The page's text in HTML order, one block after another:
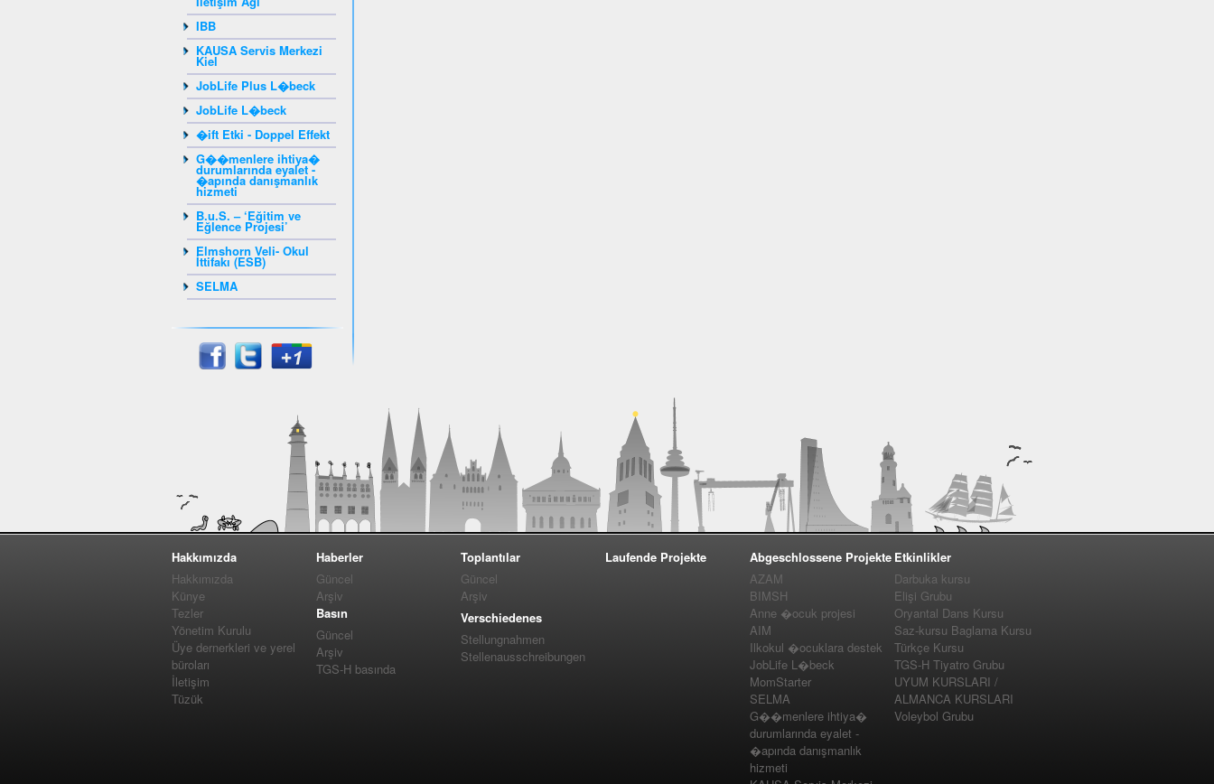
IBB
KAUSA Servis Merkezi
Kiel
JobLife Plus L�beck
JobLife L�beck
�ift Etki - Doppel Effekt
G��menlere ihtiya�
durumlarında eyalet -
�apında danışmanlık
hizmeti
B.u.S. – ‘Eğitim ve
Eğlence Projesi’
Elmshorn Veli- Okul
İttifakı (ESB)
SELMA
Hakkımızda
Hakkımızda
Künye
Tezler
Yönetim Kurulu
Üye dernerkleri ve yerel
büroları
İletişim
Tüzük
Haberler
Güncel
Arşiv
Basın
Güncel
Arşiv
TGS-H basında
Toplantılar
Güncel
Arşiv
Verschiedenes
Stellungnahmen
Stellenausschreibungen
Laufende Projekte
Abgeschlossene Projekte
AZAM
BIMSH
Anne �ocuk projesi
AIM
Ilkokul �ocuklara destek
JobLife L�beck
MomStarter
SELMA
G��menlere ihtiya�
durumlarında eyalet -
�apında danışmanlık
hizmeti
Etkinlikler
Darbuka kursu
Elişi Grubu
Oryantal Dans Kursu
Saz-kursu Baglama Kursu
Türkçe Kursu
TGS-H Tiyatro Grubu
UYUM KURSLARI /
ALMANCA KURSLARI
Voleybol Grubu